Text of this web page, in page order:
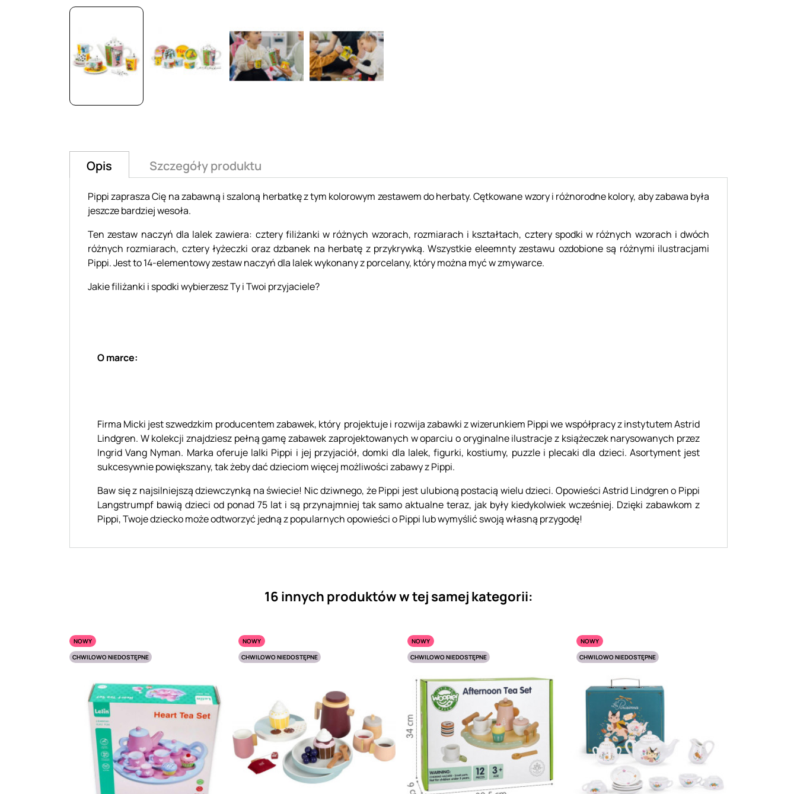
Opis Szczegóły produktu
Pippi zaprasza Cię na zabawną i szaloną herbatkę z tym kolorowym zestawem do herbaty. Cętkowane wzory i różnorodne kolory, aby zabawa była
jeszcze bardziej wesoła.
Ten zestaw naczyń dla lalek zawiera: cztery filiżanki w różnych wzorach, rozmiarach i kształtach, cztery spodki w różnych wzorach i dwóch
różnych rozmiarach, cztery łyżeczki oraz dzbanek na herbatę z przykrywką. Wszystkie eleemnty zestawu ozdobione są różnymi ilustracjami
Pippi. Jest to 14-elementowy zestaw naczyń dla lalek wykonany z porcelany, który można myć w zmywarce.
Jakie filiżanki i spodki wybierzesz Ty i Twoi przyjaciele?
O marce:
Firma Micki jest szwedzkim producentem zabawek, który projektuje i rozwija zabawki z wizerunkiem Pippi we współpracy z instytutem Astrid
Lindgren. W kolekcji znajdziesz pełną gamę zabawek zaprojektowanych w oparciu o oryginalne ilustracje z książeczek narysowanych przez
Ingrid Vang Nyman. Marka oferuje lalki Pippi i jej przyjaciół, domki dla lalek, figurki, kostiumy, puzzle i plecaki dla dzieci. Asortyment jest
sukcesywnie powiększany, tak żeby dać dzieciom więcej możliwości zabawy z Pippi.
Baw się z najsilniejszą dziewczynką na świecie! Nic dziwnego, że Pippi jest ulubioną postacią wielu dzieci. Opowieści Astrid Lindgren o Pippi
Langstrumpf bawią dzieci od ponad 75 lat i są przynajmniej tak samo aktualne teraz, jak były kiedykolwiek wcześniej. Dzięki zabawkom z
Pippi, Twoje dziecko może odtworzyć jedną z popularnych opowieści o Pippi lub wymyślić swoją własną przygodę!
16 innych produktów w tej samej kategorii:
NOWY
CHWILOWO NIEDOSTĘPNE
NOWY
CHWILOWO NIEDOSTĘPNE
NOWY
CHWILOWO NIEDOSTĘPNE
NOWY
CHWILOWO NIEDOSTĘPNE